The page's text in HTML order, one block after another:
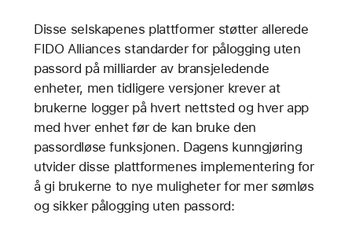
Disse selskapenes plattformer støtter allerede
FIDO Alliances standarder for pålogging uten
passord på milliarder av bransjeledende
enheter, men tidligere versjoner krever at
brukerne logger på hvert nettsted og hver app
med hver enhet før de kan bruke den
passordløse funksjonen. Dagens kunngjøring
utvider disse plattformenes implementering for
å gi brukerne to nye muligheter for mer sømløs
og sikker pålogging uten passord: